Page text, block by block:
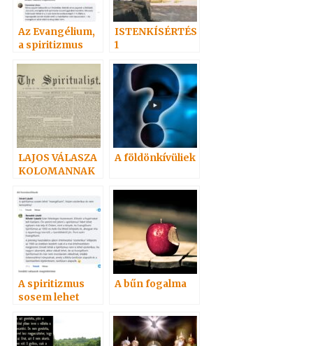
Az Evangélium,
a spiritizmus
ISTENKÍSÉRTÉS
1
LAJOS VÁLASZA
KOLOMANNAK
A földönkívüliek
A spiritizmus
sosem lehet
A bűn fogalma